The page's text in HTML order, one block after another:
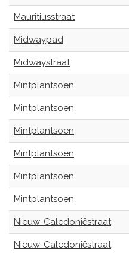
Mauritiusstraat
Midwaypad
Midwaystraat
Mintplantsoen
Mintplantsoen
Mintplantsoen
Mintplantsoen
Mintplantsoen
Mintplantsoen
Nieuw-Caledoniëstraat
Nieuw-Caledoniëstraat